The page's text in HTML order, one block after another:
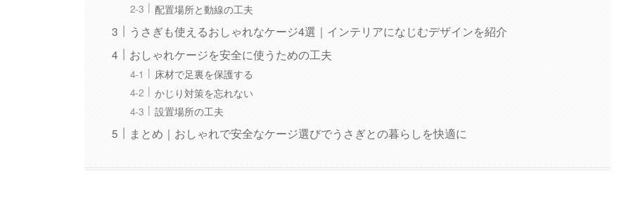
配置場所と動線の工夫
うさぎも使えるおしゃれなケージ4選｜インテリアになじむデザインを紹介
おしゃれケージを安全に使うための工夫
床材で足裏を保護する
かじり対策を忘れない
設置場所の工夫
まとめ｜おしゃれで安全なケージ選びでうさぎとの暮らしを快適に